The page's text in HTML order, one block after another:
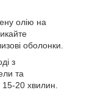
олію на
оболонки.
з
та
15-20 хвилин.